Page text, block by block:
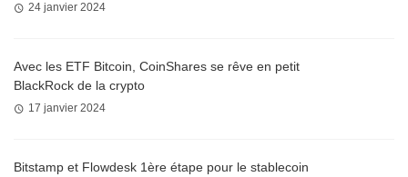
24 janvier 2024
Avec les ETF Bitcoin, CoinShares se rêve en petit
BlackRock de la crypto
17 janvier 2024
Bitstamp et Flowdesk 1ère étape pour le stablecoin